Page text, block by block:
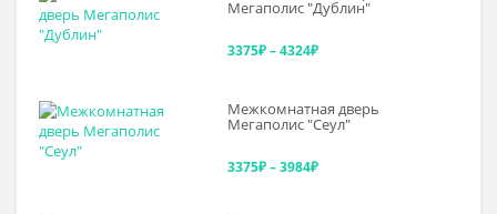
Мегаполис "Дублин"
3375₽–4324₽Диапазон
3375₽
Межкомнатная дверь
Мегаполис "Сеул"
3375₽–3984₽Диапазон